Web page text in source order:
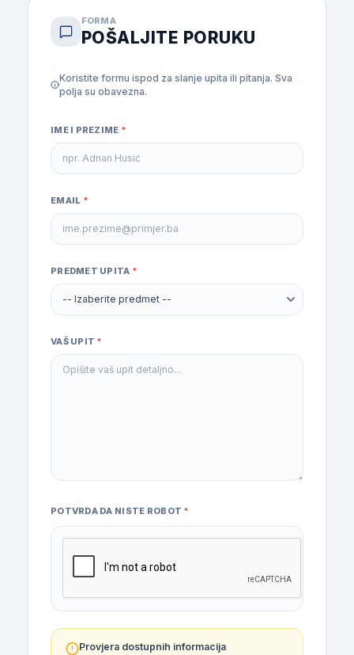
FORMA
POŠALJITE PORUKU
Koristite formu ispod za slanje upita ili pitanja. Sva
polja su obavezna.
IME I PREZIME *
EMAIL *
PREDMET UPITA *
VAŠ UPIT *
POTVRDA DA NISTE ROBOT *
Provjera dostupnih informacija